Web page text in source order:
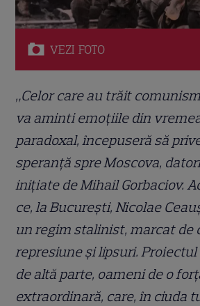
VEZI FOTO
„Celor care au trăit
va aminti emoţiile din
paradoxal, începuseră să
speranţă spre Moscova,
iniţiate de Mihail Gorbaciov.
ce, la Bucureşti, Nicolae
un regim stalinist, marcat de
represiune şi lipsuri. Proiectul
de altă parte, oameni de o
extraordinară, care, în ciuda